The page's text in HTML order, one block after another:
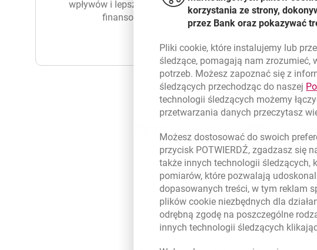
wpływów i lepszą płynność
finansową.
Pytania i odpowiedzi
Jak aktywować polecenie zapłaty?
Jak sprawdzić, czy transakcje zostały
Czy mogę mieć kilka poleceń zapłaty
korzystania ze strony,
przez Bank oraz pokazywać
Plikicookie, które instalujemy lub
śledzące, pomagają nam
potrzeb. Możesz zapoznać się z
śledzących przechodząc do naszej
technologii śledzących możemy
przetwarzania danych przeczytasz
Możesz dostosować do swoich
przycisk POTWIERDŹ, zgadzasz
także innych technologii śledzących,
pomiarów, które pozwalają
dopasowanych treści, w tym reklam
plikówcookie niezbędnych dla
odrębną zgodę na poszczególne
innych technologii śledzących